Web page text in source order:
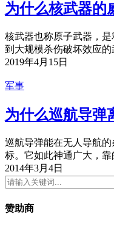
为什么核武器的
核武器也称原子武器，
到大规模杀伤破坏效应
2019年4月15日
军事
为什么巡航导弹
巡航导弹能在无人导航
标。它如此神通广大，
2014年3月4日
赞助商